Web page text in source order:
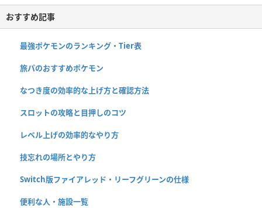
おすすめ記事
最強ポケモンのランキング・Tier表
旅パのおすすめポケモン
なつき度の効率的な上げ方と確認方法
スロットの攻略と目押しのコツ
レベル上げの効率的なやり方
技忘れの場所とやり方
Switch版ファイアレッド・リーフグリーンの仕様
便利な人・施設一覧